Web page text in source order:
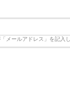
メールアドレス」を記入